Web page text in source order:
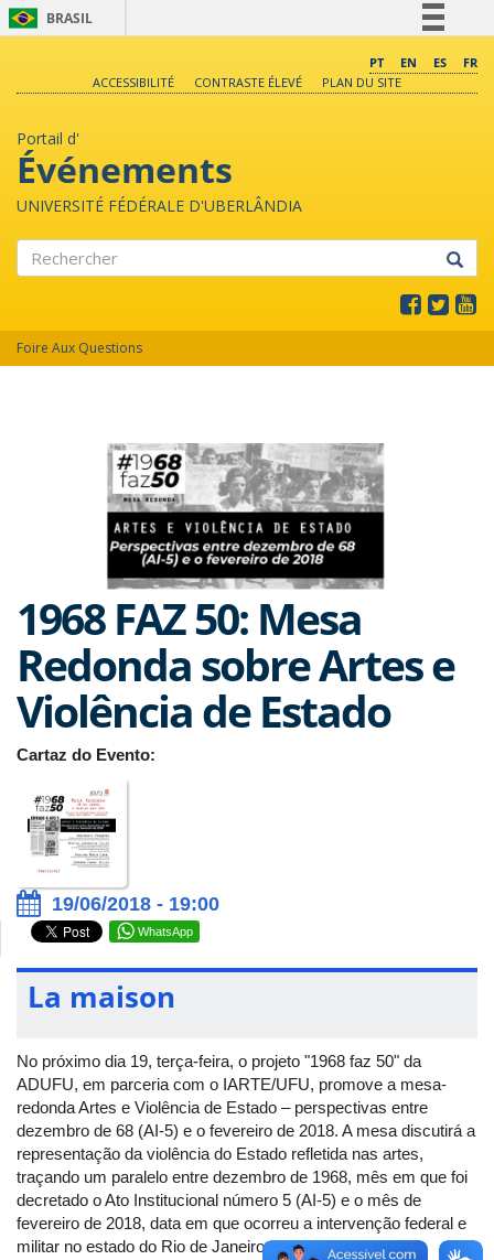
BRASIL
Comunica BR
PT EN ES
FR
ACCESSIBILITÉ
CONTRASTE ÉLEVÉ PLAN DU SITE
Portail d'
Événements
UNIVERSITÉ FÉDÉRALE D'UBERLÂNDIA
Foire Aux Questions
1968 FAZ 50: Mesa
Redonda sobre Artes e
Violência de Estado
Cartaz do Evento:
19/06/2018 - 19:00
WhatsApp
La maison
No próximo dia 19, terça-feira, o projeto "1968 faz 50" da
ADUFU, em parceria com o IARTE/UFU, promove a mesa-
redonda Artes e Violência de Estado – perspectivas entre
dezembro de 68 (AI-5) e o fevereiro de 2018. A mesa discutirá a
representação da violência do Estado refletida nas artes,
traçando um paralelo entre dezembro de 1968, mês em que foi
decretado o Ato Institucional número 5 (AI-5) e o mês de
fevereiro de 2018, data em que ocorreu a intervenção federal e
militar no estado do Rio de Janeiro.